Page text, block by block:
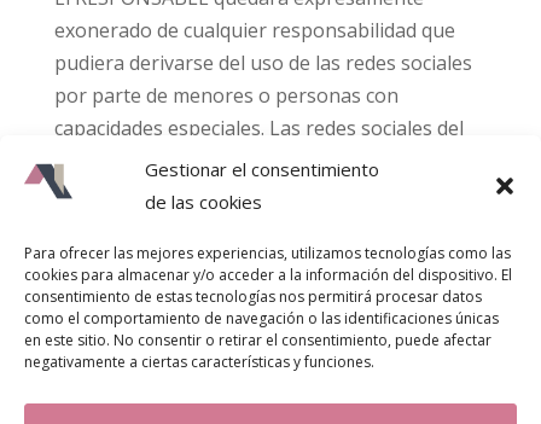
Gestionar el consentimiento
de las cookies
Para ofrecer las mejores experiencias, utilizamos tecnologías como las
cookies para almacenar y/o acceder a la información del dispositivo. El
consentimiento de estas tecnologías nos permitirá procesar datos
como el comportamiento de navegación o las identificaciones únicas
en este sitio. No consentir o retirar el consentimiento, puede afectar
negativamente a ciertas características y funciones.
exonerado de cualquier responsabilidad que
pudiera derivarse del uso de las redes sociales
por parte de menores o personas con
capacidades especiales. Las redes sociales del
RESPONSABLE no recogen conscientemente
ninguna información personal de menores de
no debe registrarse, ni utilizar las redes
sociales del RESPONSABLE ni tampoco
proporcionar ninguna información personal.